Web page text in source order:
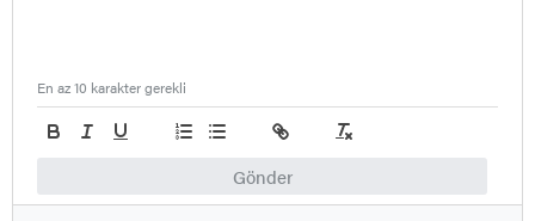
Gönder
En az 10 karakter gerekli